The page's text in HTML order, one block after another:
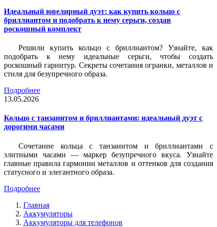
Идеальный ювелирный дуэт: как купить кольцо с
бриллиантом и подобрать к нему серьги, создав
роскошный комплект
Решили купить кольцо с бриллиантом? Узнайте, как
подобрать к нему идеальные серьги, чтобы создать
роскошный гарнитур. Секреты сочетания огранки, металлов и
стиля для безупречного образа.
Подробнее
13.05.2026
Кольцо с танзанитом и бриллиантами: идеальный дуэт с
дорогими часами
Сочетание кольца с танзанитом и бриллиантами с
элитными часами — маркер безупречного вкуса. Узнайте
главные правила гармонии металлов и оттенков для создания
статусного и элегантного образа.
Подробнее
Главная
Аккумуляторы
Аккумуляторы для телефонов